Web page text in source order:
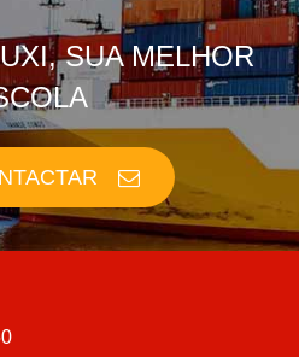
SUA MELHOR